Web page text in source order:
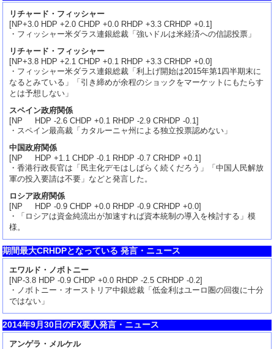
リチャード・フィッシャー
[NP+3.0 HDP +2.0 CHDP +0.0 RHDP +3.3 CRHDP +0.1]
・フィッシャー米ダラス連銀総裁「強いドルは米経済への信認投票」
リチャード・フィッシャー
[NP+3.8 HDP +2.1 CHDP +0.1 RHDP +3.3 CRHDP +0.0]
・フィッシャー米ダラス連銀総裁「利上げ開始は2015年第1四半期末に
なるとみている」「引き締めが余程のショックをマーケットにもたらす
とは予想しない」
スペイン政府関係
[NP HDP -2.6 CHDP +0.1 RHDP -2.9 CRHDP -0.1]
・スペイン最高裁「カタルーニャ州による独立投票認めない」
中国政府関係
[NP HDP +1.1 CHDP -0.1 RHDP -0.7 CRHDP +0.1]
・香港行政長官は「民主化デモはしばらく続くだろう」「中国人民解放
軍の投入要請は不要」などと発言した。
ロシア政府関係
[NP HDP -0.9 CHDP +0.0 RHDP -0.9 CRHDP +0.0]
・「ロシアは資金純流出が加速すれば資本統制の導入を検討する」模
様。
期間最大CRHDPとなっている 発言・ニュース
エワルド・ノボトニー
[NP-3.8 HDP -0.9 CHDP +0.0 RHDP -2.5 CRHDP -0.2]
・ノボトニー・オーストリア中銀総裁「低金利はユーロ圏の回復に十分
ではない」
2014年9月30日のFX要人発言・ニュース
アンゲラ・メルケル